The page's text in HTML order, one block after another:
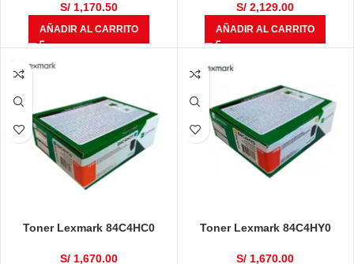
S/1,170.50
AÑADIR AL CARRITO
S/ 2,129.00
AÑADIR AL CARRITO
Toner Lexmark 84C4HC0
S/1,670.00
Toner Lexmark 84C4HY0
Pàginas
S/ 1,670.00